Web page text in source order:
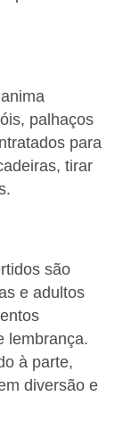
palhaços
para
tirar
são
e adultos
lembrança.
à parte,
diversão e